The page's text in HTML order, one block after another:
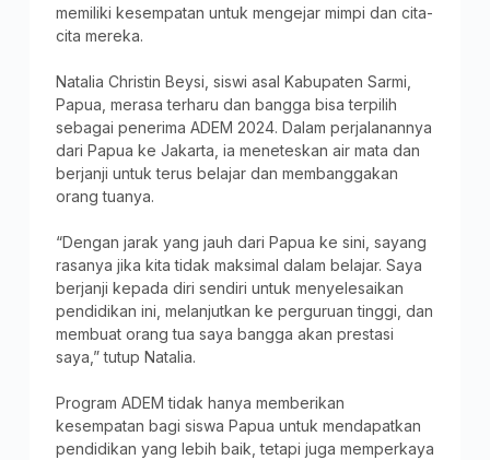
memiliki kesempatan untuk mengejar mimpi dan cita-
cita mereka.
Natalia Christin Beysi, siswi asal Kabupaten Sarmi,
Papua, merasa terharu dan bangga bisa terpilih
sebagai penerima ADEM 2024. Dalam perjalanannya
dari Papua ke Jakarta, ia meneteskan air mata dan
berjanji untuk terus belajar dan membanggakan
orang tuanya.
“Dengan jarak yang jauh dari Papua ke sini, sayang
rasanya jika kita tidak maksimal dalam belajar. Saya
berjanji kepada diri sendiri untuk menyelesaikan
pendidikan ini, melanjutkan ke perguruan tinggi, dan
membuat orang tua saya bangga akan prestasi
saya,” tutup Natalia.
Program ADEM tidak hanya memberikan
kesempatan bagi siswa Papua untuk mendapatkan
pendidikan yang lebih baik, tetapi juga memperkaya